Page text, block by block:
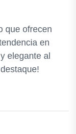
que ofrecen
en
elegante al